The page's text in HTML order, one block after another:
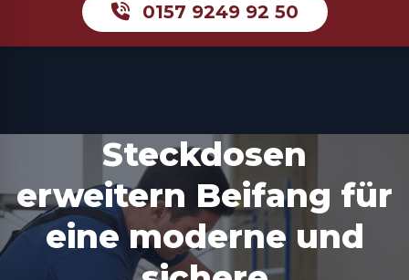
0157 9249 92 50
Steckdosen
erweitern Beifang für
eine moderne und